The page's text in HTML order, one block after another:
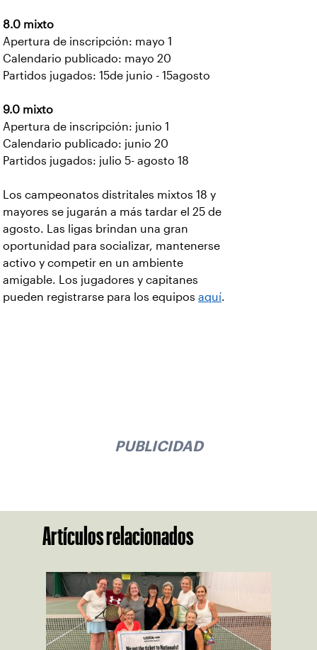
8.0 mixto
Apertura de inscripción: mayo 1
Calendario publicado: mayo 20
Partidos jugados: 15de junio - 15agosto
9.0 mixto
Apertura de inscripción: junio 1
Calendario publicado: junio 20
Partidos jugados: julio 5- agosto 18
Los campeonatos distritales mixtos 18 y
mayores se jugarán a más tardar el 25 de
agosto. Las ligas brindan una gran
oportunidad para socializar, mantenerse
activo y competir en un ambiente
amigable. Los jugadores y capitanes
pueden registrarse para los equipos aquí.
PUBLICIDAD
Artículos relacionados